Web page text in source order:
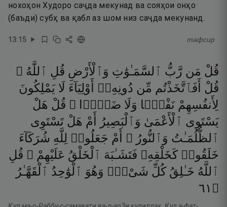
нохоҳон Худоро саҷда мекунад ва сояҳои онҳо
(баъди) субҳ ва қабл аз шом низ саҷда мекунанд.
13:15 тафсир
قُلْ مَن رَّبُّ ٱلسَّمَـٰوَٰتِ وَٱلْأَرْضِ قُلِ ٱللَّهُ ۚ
قُلْ أَفَٱتَّخَذْتُم مِّن دُونِهِۦٓ أَوْلِيَآءَ لَا يَمْلِكُونَ
لِأَنفُسِهِمْ نَفْعًۭا وَلَا ضَرًّۭا ۚ قُلْ هَلْ
يَسْتَوِى ٱلْأَعْمَىٰ وَٱلْبَصِيرُ أَمْ هَلْ تَسْتَوِى
ٱلظُّلُمَـٰتُ وَٱلنُّورُ ۗ أَمْ جَعَلُوا۟ لِلَّهِ شُرَكَآءَ
خَلَقُوا۟ كَخَلْقِهِۦ فَتَشَـٰبَهَ ٱلْخَلْقُ عَلَيْهِمْ ۚ قُلِ
ٱللَّهُ خَـٰلِقُ كُلِّ شَىْءٍۢ وَهُوَ ٱلْوَٰحِدُ ٱلْقَهَّـٰرُ
۝ ١٦